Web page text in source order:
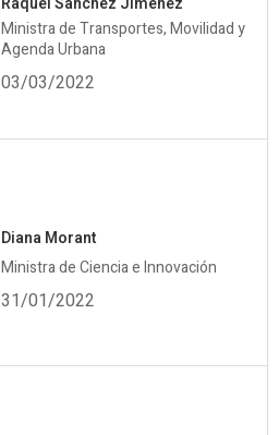
Ministra de Transportes, Movilidad y
Agenda Urbana
03/03/2022
Diana Morant
Ministra de Ciencia e Innovación
31/01/2022